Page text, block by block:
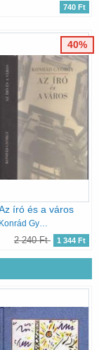
740 Ft
író és a város
Konrád György
2 240 Ft 1 344 Ft
40%